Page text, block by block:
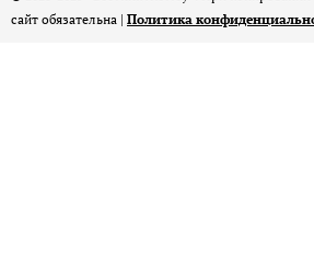
сайт обязательна | Политика